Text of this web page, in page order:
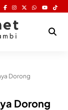
Dorong
Dorong